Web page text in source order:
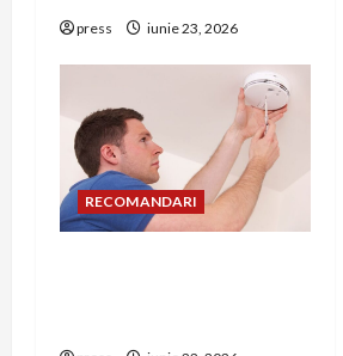
npress iunie 23, 2026
RECOMANDARI